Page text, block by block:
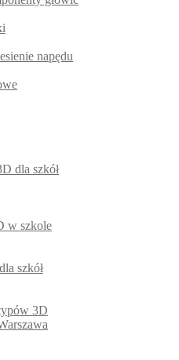
napędu
dla szkół
w szkole
szkół
3D